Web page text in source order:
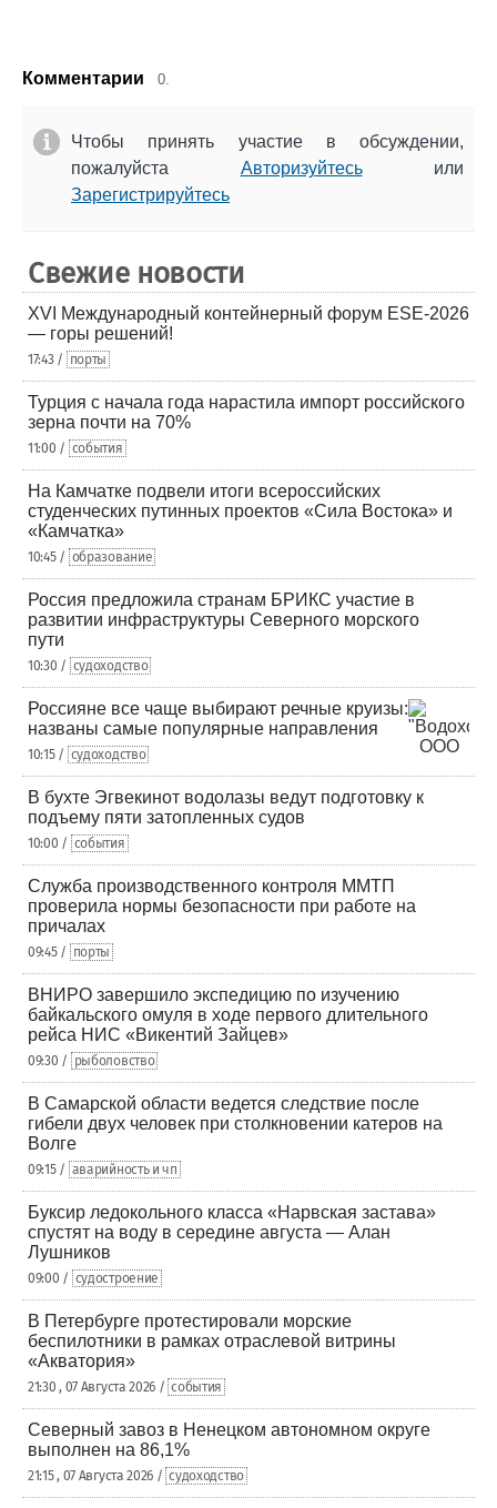
Комментарии 0.
Чтобы принять участие в обсуждении,
пожалуйста Авторизуйтесьили
Зарегистрируйтесь
Свежие новости
XVI Международный контейнерный форум ESE-2026
— горы решений!
17:43 / порты
Турция с начала года нарастила импорт российского
зерна почти на 70%
11:00 / события
На Камчатке подвели итоги всероссийских
студенческих путинных проектов «Сила Востока» и
«Камчатка»
10:45 / образование
Россия предложила странам БРИКС участие в
развитии инфраструктуры Северного морского
пути
10:30 / судоходство
Россияне все чаще выбирают речные круизы:
названы самые популярные направления
10:15 / судоходство
В бухте Эгвекинот водолазы ведут подготовку к
подъему пяти затопленных судов
10:00 / события
Служба производственного контроля ММТП
проверила нормы безопасности при работе на
причалах
09:45 / порты
ВНИРО завершило экспедицию по изучению
байкальского омуля в ходе первого длительного
рейса НИС «Викентий Зайцев»
09:30 / рыболовство
В Самарской области ведется следствие после
гибели двух человек при столкновении катеров на
Волге
09:15 / аварийность и чп
Буксир ледокольного класса «Нарвская застава»
спустят на воду в середине августа — Алан
Лушников
09:00 / судостроение
В Петербурге протестировали морские
беспилотники в рамках отраслевой витрины
«Акватория»
21:30 , 07 Августа 2026 / события
Северный завоз в Ненецком автономном округе
выполнен на 86,1%
21:15 , 07 Августа 2026 / судоходство